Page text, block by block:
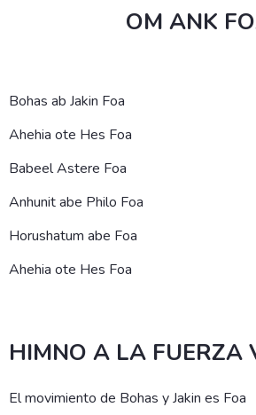
OM ANK
Bohas ab Jakin Foa
Ahehia ote Hes Foa
Babeel Astere Foa
Anhunit abe Philo Foa
Horushatum abe Foa
Ahehia ote Hes Foa
HIMNO A LA FUERZA
El movimiento de Bohas y Jakin es Foa